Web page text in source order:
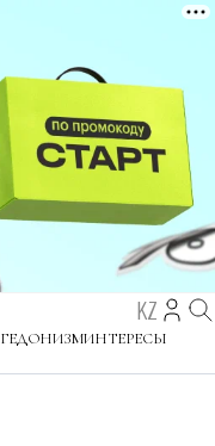
KZ
ГЕДОНИЗМИНТЕРЕСЫ